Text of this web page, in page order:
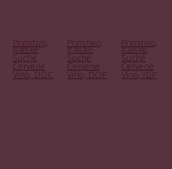
Primitivo,
Italské
Suché
Červené
Víno, DOC
Primitivo,
Italské
Suché
Červené
Víno, DOP
Primitivo,
Italské
Suché
Červené
Víno, IGP